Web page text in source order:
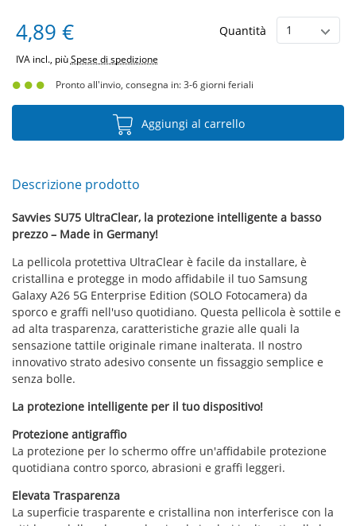
4,89 € Quantità
IVA incl., piùSpese di spedizione
Pronto all'invio, consegna in: 3-6 giorni feriali
Aggiungi al carrello
Descrizione prodotto
Savvies SU75 UltraClear, la protezione intelligente a basso
prezzo – Made in Germany!
La pellicola protettiva UltraClear è facile da installare, è
cristallina e protegge in modo affidabile il tuo Samsung
Galaxy A26 5G Enterprise Edition (SOLO Fotocamera) da
sporco e graffi nell'uso quotidiano. Questa pellicola è sottile e
ad alta trasparenza, caratteristiche grazie alle quali la
sensazione tattile originale rimane inalterata. Il nostro
innovativo strato adesivo consente un fissaggio semplice e
senza bolle.
La protezione intelligente per il tuo dispositivo!
Protezione antigraffio
La protezione per lo schermo offre un'affidabile protezione
quotidiana contro sporco, abrasioni e graffi leggeri.
Elevata Trasparenza
La superficie trasparente e cristallina non interferisce con la